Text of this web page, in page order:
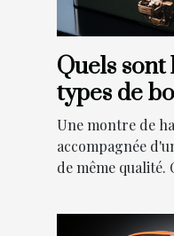
Quels
types de
Une montre de
accompagnée
de même qualité.